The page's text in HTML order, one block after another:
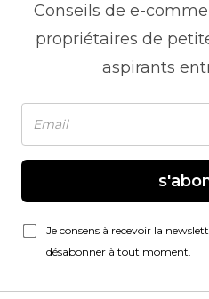
Conseils de e-
propriétaires de
aspirants
Je consens à recevoir la
désabonner à tout moment.